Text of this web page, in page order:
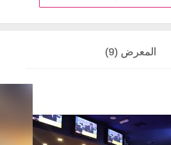
المعرض (9)